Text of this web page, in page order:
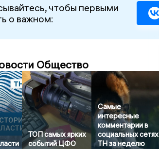
чтобы первыми
о важном:
Общество
ТОП самых ярких
событий ЦФО
Самые
интересные
комментарии в
социальных сетях
ТН за неделю